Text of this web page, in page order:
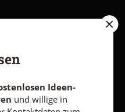
Abo online kündigen
Ideen-
und willige in